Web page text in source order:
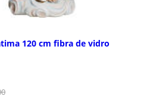
120 cm fibra de vidro